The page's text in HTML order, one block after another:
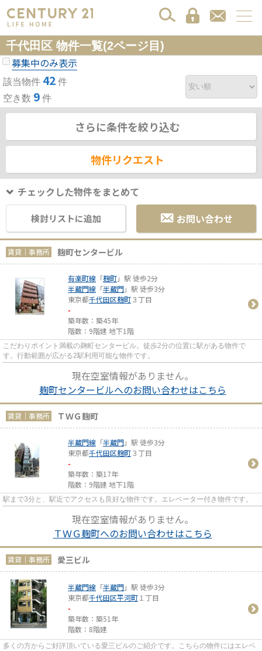
千代田区 物件一覧(2ページ目)
募集中のみ表示
該当物件 42 件
空き数 9 件
さらに条件を絞り込む
物件リクエスト
チェックした物件をまとめて
検討リストに追加 お問い合わせ
賃貸｜事務所 麹町センタービル
有楽町線 「麹町」駅 徒歩2分
半蔵門線 「半蔵門」駅 徒歩3分
東京都千代田区麹町３丁目
-
築年数：築45年
階数：9階建 地下1階
こだわりポイント満載の麹町センタービル。徒歩2分の位置に駅がある物件で
す。行動範囲が広がる2駅利用可能な物件です。
現在空室情報がありません。
麹町センタービルへのお問い合わせはこちら
賃貸｜事務所 ＴＷＧ麹町
半蔵門線 「半蔵門」駅 徒歩3分
東京都千代田区麹町３丁目
-
築年数：築17年
階数：9階建 地下1階
駅まで3分と、駅近でアクセスも良好な物件です。エレベーター付き物件です。
現在空室情報がありません。
ＴＷＧ麹町へのお問い合わせはこちら
賃貸｜事務所 愛三ビル
半蔵門線 「半蔵門」駅 徒歩3分
東京都千代田区平河町１丁目
-
築年数：築51年
階数：8階建
多くの方からご好評頂いている愛三ビルのご紹介です。こちらの物件にはエレベ